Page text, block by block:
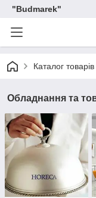
"Budmarek"
Каталог товарів
Обладнання та